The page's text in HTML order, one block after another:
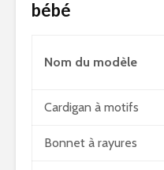
bébé
Nom du modèle
Cardigan à motifs
Bonnet à rayures